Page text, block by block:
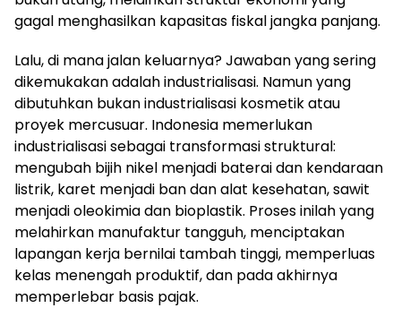
gagal menghasilkan kapasitas fiskal jangka panjang.
Lalu, di mana jalan keluarnya? Jawaban yang sering
dikemukakan adalah industrialisasi. Namun yang
dibutuhkan bukan industrialisasi kosmetik atau
proyek mercusuar. Indonesia memerlukan
industrialisasi sebagai transformasi struktural:
mengubah bijih nikel menjadi baterai dan kendaraan
listrik, karet menjadi ban dan alat kesehatan, sawit
menjadi oleokimia dan bioplastik. Proses inilah yang
melahirkan manufaktur tangguh, menciptakan
lapangan kerja bernilai tambah tinggi, memperluas
kelas menengah produktif, dan pada akhirnya
memperlebar basis pajak.